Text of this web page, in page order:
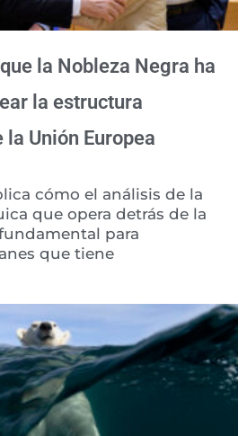
la Nobleza Negra ha
la estructura
Unión Europea
cómo el análisis de la
que opera detrás de la
para
que tiene